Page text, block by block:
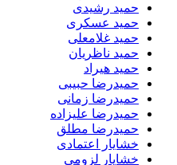
حمید رشیدی
حمید عسکری
حمید غلامعلی
حمید ناظریان
حمید هیراد
حمیدرضا حبیبی
حمیدرضا زمانی
حمیدرضا علیزاده
حمیدرضا مطلق
خشایار اعتمادی
خشایار لزومی